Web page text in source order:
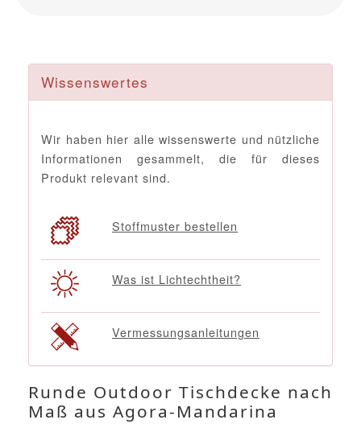
Wissenswertes
Wir haben hier alle wissenswerte und nützliche
Informationen gesammelt, die für dieses
Produkt relevant sind.
Stoffmuster bestellen
Was ist Lichtechtheit?
Vermessungsanleitungen
Runde Outdoor Tischdecke nach
Maß aus Agora-Mandarina